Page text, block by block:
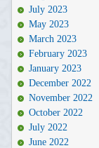
July 2023
May 2023
March 2023
February 2023
January 2023
December 2022
November 2022
October 2022
July 2022
June 2022